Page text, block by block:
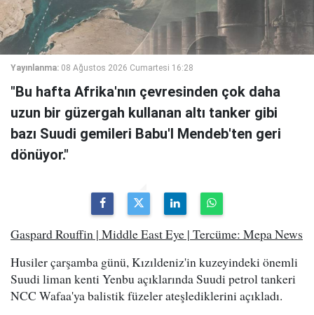
Yayınlanma: 08 Ağustos 2026 Cumartesi 16:28
"Bu hafta Afrika'nın çevresinden çok daha
uzun bir güzergah kullanan altı tanker gibi
bazı Suudi gemileri Babu'l Mendeb'ten geri
dönüyor."
Gaspard Rouffin | Middle East Eye | Tercüme: Mepa News
Husiler çarşamba günü, Kızıldeniz'in kuzeyindeki önemli
Suudi liman kenti Yenbu açıklarında Suudi petrol tankeri
NCC Wafaa'ya balistik füzeler ateşlediklerini açıkladı.